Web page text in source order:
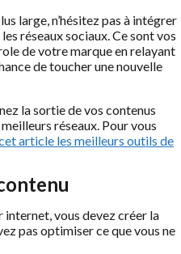
large, n’hésitez pas à intégrer
réseaux sociaux. Ce sont vos
de votre marque en relayant
de toucher une nouvelle
la sortie de vos contenus
réseaux. Pour vous
article les meilleurs outils de
vous devez créer la
pas optimiser ce que vous ne